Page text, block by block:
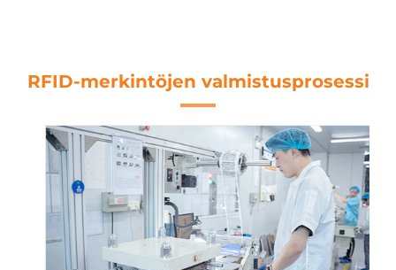
RFID-merkintöjen valmistusprosessi